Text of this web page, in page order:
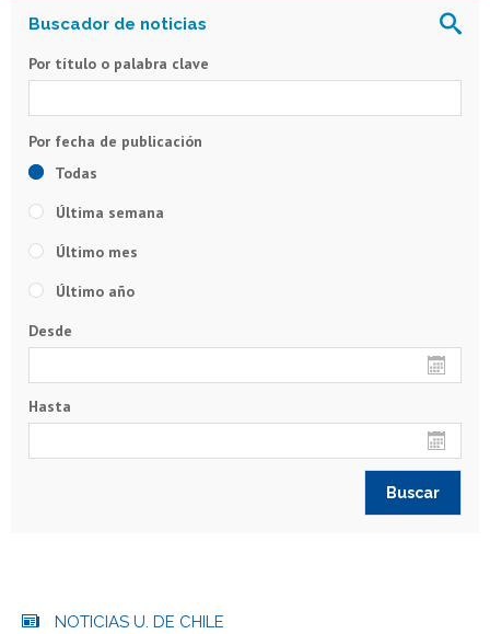
Por título o palabra clave
Todas
Última semana
Último mes
Último año
Desde
Hasta
NOTICIAS U. DE CHILE